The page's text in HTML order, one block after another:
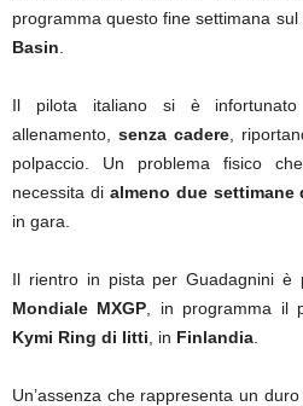
programma questo fine settimana
Basin
Il pilota italiano si è
allenamento, senza cadere ,
polpaccio. Un problema fisico
necessita di almeno due settimane
in gara.
Il rientro in pista per Guadagnini è
Mondiale MXGP , in programma il
Kymi Ring di Iitti , in Finlandia
Un’assenza che rappresenta un